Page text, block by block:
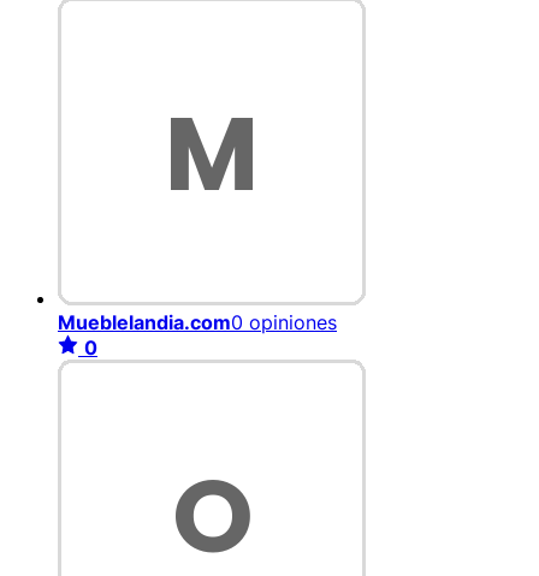
Mueblelandia.com0 opiniones
0